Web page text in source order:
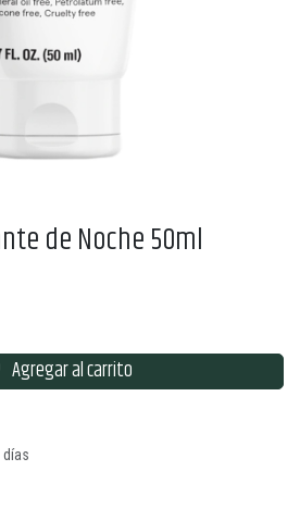
de Noche 50ml
Agregar al carrito
días